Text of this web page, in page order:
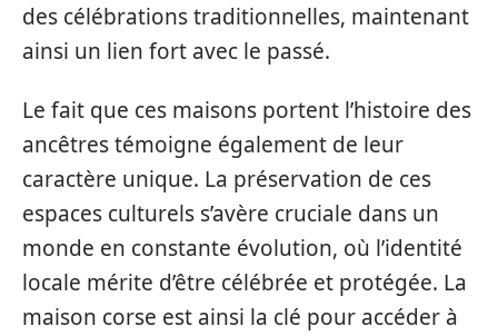
des célébrations traditionnelles, maintenant
ainsi un lien fort avec le passé.
Le fait que ces maisons portent l’histoire des
ancêtres témoigne également de leur
caractère unique. La préservation de ces
espaces culturels s’avère cruciale dans un
monde en constante évolution, où l’identité
locale mérite d’être célébrée et protégée. La
maison corse est ainsi la clé pour accéder à